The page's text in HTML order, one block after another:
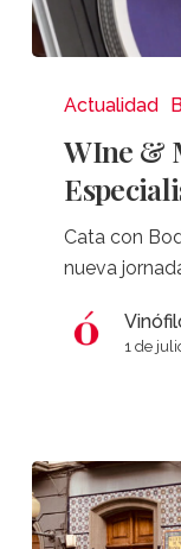
Manel
Especialista
Actualidad
WIne &
Cata con
nueva
1 de